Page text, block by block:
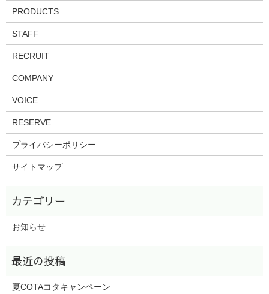
PRODUCTS
STAFF
RECRUIT
COMPANY
VOICE
RESERVE
プライバシーポリシー
サイトマップ
お知らせ
夏COTAコタキャンペーン